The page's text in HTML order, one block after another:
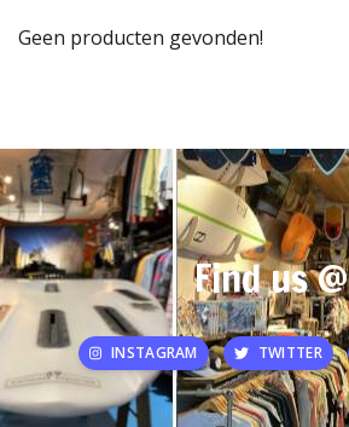
Geen producten gevonden!
Find us @
INSTAGRAM TWITTER